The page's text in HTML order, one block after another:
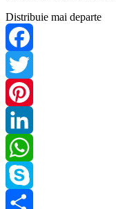
Distribuie mai departe
Facebook
Twitter
Pinterest
LinkedIn
WhatsApp
Skype